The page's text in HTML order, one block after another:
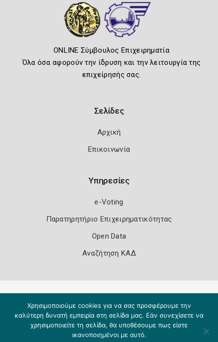
ONLINE Σύμβουλος Επιχειρηματία
Όλα όσα αφορούν την ίδρυση και την λειτουργία της
επιχείρησής σας.
Σελίδες
Αρχική
Επικοινωνία
Υπηρεσίες
e-Voting
Παρατηρητήριο Επιχειρηματικότητας
Open Data
Αναζήτηση ΚΑΔ
Χρησιμοποιούμε cookies για να σας προσφέρουμε την
καλύτερη δυνατή εμπειρία στη σελίδα μας. Εάν συνεχίσετε να
χρησιμοποιείτε τη σελίδα, θα υποθέσουμε πως είστε
ικανοποιημένοι με αυτό.
Copyright 2026 Knowledge A.E.